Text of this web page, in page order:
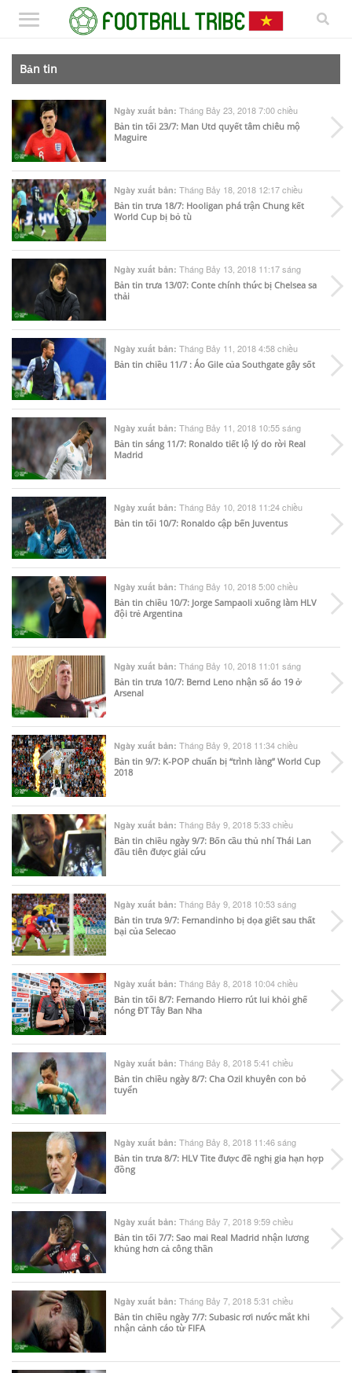
Bản tin
Ngày xuất bản: Tháng Bảy 23, 2018 7:00 chiều
Bản tin tối 23/7: Man Utd quyết tâm chiêu mộ
Maguire
Ngày xuất bản: Tháng Bảy 18, 2018 12:17 chiều
Bản tin trưa 18/7: Hooligan phá trận Chung kết
World Cup bị bỏ tù
Ngày xuất bản: Tháng Bảy 13, 2018 11:17 sáng
Bản tin trưa 13/07: Conte chính thức bị Chelsea sa
thải
Ngày xuất bản: Tháng Bảy 11, 2018 4:58 chiều
Bản tin chiều 11/7 : Áo Gile của Southgate gây sốt
Ngày xuất bản: Tháng Bảy 11, 2018 10:55 sáng
Bản tin sáng 11/7: Ronaldo tiết lộ lý do rời Real
Madrid
Ngày xuất bản: Tháng Bảy 10, 2018 11:24 chiều
Bản tin tối 10/7: Ronaldo cập bến Juventus
Ngày xuất bản: Tháng Bảy 10, 2018 5:00 chiều
Bản tin chiều 10/7: Jorge Sampaoli xuống làm HLV
đội trẻ Argentina
Ngày xuất bản: Tháng Bảy 10, 2018 11:01 sáng
Bản tin trưa 10/7: Bernd Leno nhận số áo 19 ở
Arsenal
Ngày xuất bản: Tháng Bảy 9, 2018 11:34 chiều
Bản tin 9/7: K-POP chuẩn bị “trình làng” World Cup
2018
Ngày xuất bản: Tháng Bảy 9, 2018 5:33 chiều
Bản tin chiều ngày 9/7: Bốn cầu thủ nhí Thái Lan
đầu tiên được giải cứu
Ngày xuất bản: Tháng Bảy 9, 2018 10:53 sáng
Bản tin trưa 9/7: Fernandinho bị dọa giết sau thất
bại của Selecao
Ngày xuất bản: Tháng Bảy 8, 2018 10:04 chiều
Bản tin tối 8/7: Fernando Hierro rút lui khỏi ghế
nóng ĐT Tây Ban Nha
Ngày xuất bản: Tháng Bảy 8, 2018 5:41 chiều
Bản tin chiều ngày 8/7: Cha Ozil khuyên con bỏ
tuyển
Ngày xuất bản: Tháng Bảy 8, 2018 11:46 sáng
Bản tin trưa 8/7: HLV Tite được đề nghị gia hạn hợp
đồng
Ngày xuất bản: Tháng Bảy 7, 2018 9:59 chiều
Bản tin tối 7/7: Sao mai Real Madrid nhận lương
khủng hơn cả công thần
Ngày xuất bản: Tháng Bảy 7, 2018 5:31 chiều
Bản tin chiều ngày 7/7: Subasic rơi nước mắt khi
nhận cảnh cáo từ FIFA